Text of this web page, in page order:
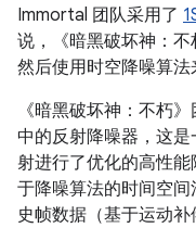
Immortal 团队采用了
说，《暗黑破坏神：不
然后使用时空降噪算法
《暗黑破坏神：不朽
中的反射降噪器，这
射进行了优化的高性
于降噪算法的时间空
史帧数据（基于运动